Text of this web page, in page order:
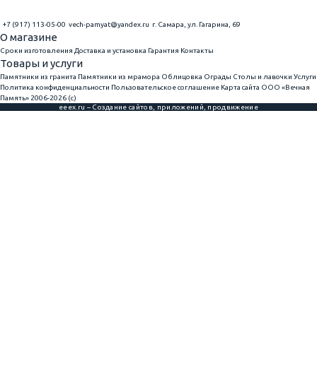
+7 (917) 113-05-00 vech-pamyat@yandex.ru г. Самара, ул. Гагарина, 69
О магазине
Сроки изготовления Доставка и установка Гарантия Контакты
Товары и услуги
Памятники из гранита Памятники из мрамора Облицовка Ограды Столы и лавочки Услуги
Политика конфиденциальности Пользовательское соглашение Карта сайта ООО «Вечная
Память» 2006-2026 (с)
eeex.ru – Создание сайтов, приложений, продвижение